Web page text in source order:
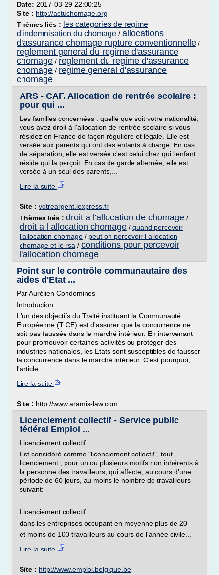
Date: 2017-03-29 22:00:25
Site : http://actuchomage.org
Thèmes liés : les categories de regime
d'indemnisation du chomage / allocations
d'assurance chomage rupture conventionnelle /
reglement general du regime d'assurance
chomage / reglement du regime d'assurance
chomage / regime general d'assurance
chomage
ARS - CAF. Allocation de rentrée scolaire :
pour qui ...
Les familles concernées : quelle que soit votre nationalité,
vous avez droit à l'allocation de rentrée scolaire si vous
résidez en France de façon régulière et légale. Elle est
versée aux parents qui ont des enfants à charge. En cas
de séparation, elle est versée c'est celui chez qui l'enfant
réside qui la perçoit. En cas de garde alternée, elle est
versée à un seul des parents,...
Lire la suite
Site : votreargent.lexpress.fr
Thèmes liés : droit a l'allocation de chomage /
droit a l allocation chomage / quand percevoir
l'allocation chomage / peut on percevoir l allocation
chomage et le rsa / conditions pour percevoir
l'allocation chomage
Point sur le contrôle communautaire des
aides d'Etat ...
Par Aurélien Condomines
Introduction
L'un des objectifs du Traité instituant la Communauté
Européenne (T CE) est d'assurer que la concurrence ne
soit pas faussée dans le marché intérieur. En intervenant
pour promouvoir certaines activités ou protéger des
industries nationales, les Etats sont susceptibles de fausser
la concurrence dans le marché intérieur. C'est pourquoi,
l'article...
Lire la suite
Site : http://www.aramis-law.com
Licenciement collectif - Service public
fédéral Emploi ...
Licenciement collectif
Est considéré comme "licenciement collectif", tout
licenciement , pour un ou plusieurs motifs non inhérents à
la personne des travailleurs, qui affecte, au cours d'une
période de 60 jours, au moins le nombre de travailleurs
suivant:
Licenciement collectif
dans les entreprises occupant en moyenne plus de 20
et moins de 100 travailleurs au cours de l'année civile...
Lire la suite
Site : http://www.emploi.belgique.be